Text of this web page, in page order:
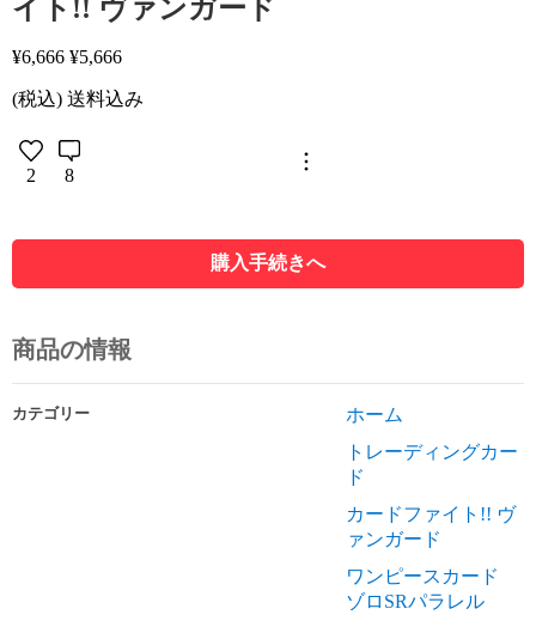
イト!! ヴァンガード
¥6,666 ¥5,666
(税込) 送料込み
2 8
購入手続きへ
商品の情報
カテゴリー
ホーム
トレーディングカー
ド
カードファイト!! ヴ
ァンガード
ワンピースカード
ゾロSRパラレル